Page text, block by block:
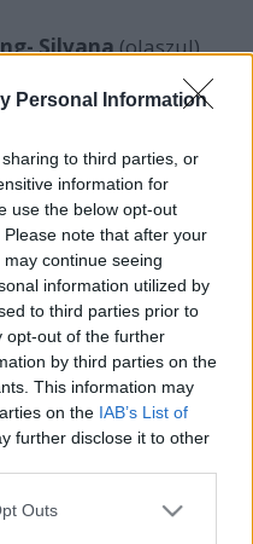
Personal Information
to third parties, or
information for
use the below opt-out
note that after your
continue seeing
information utilized by
to third parties prior to
opt-out of the further
by third parties on the
This information may
on the IAB’s List of
further disclose it to other
one or more Google
Outs
Silvana(olaszul)
bájital- Gianetta
a szerájból-
Anaide(olaszul)
Melinda